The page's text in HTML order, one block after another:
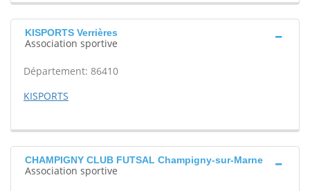
KISPORTS Verrières
Association sportive
Département: 86410
KISPORTS
CHAMPIGNY CLUB FUTSAL Champigny-sur-Marne
Association sportive